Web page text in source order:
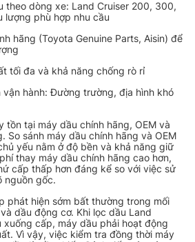
theo dòng xe: Land Cruiser 200, 300,
phù hợp nhu cầu
hãng (Toyota Genuine Parts, Aisin) để
tối đa và khả năng chống rò rỉ
vận hành: Đường trường, địa hình khó
tồn tại máy dầu chính hãng, OEM và
So sánh máy dầu chính hãng và OEM
yếu nằm ở độ bền và khả năng giữ
thay máy dầu chính hãng cao hơn,
cấp thấp hơn đáng kể so với việc sử
nguồn gốc.
phát hiện sớm bất thường trong mối
dầu động cơ. Khi lọc dầu Land
xuống cấp, máy dầu phải hoạt động
Vì vậy, việc kiểm tra đồng thời máy